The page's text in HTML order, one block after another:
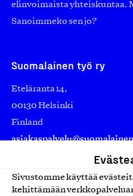
Sivustomme käyttää
kehittämään
elinvoimaista yhteiskuntaa.
Sanoimmeko sen jo?
Suomalainen työ ry
Eteläranta 14,
00130 Helsinki
Finland
laskutus@suomalainentyo.fi